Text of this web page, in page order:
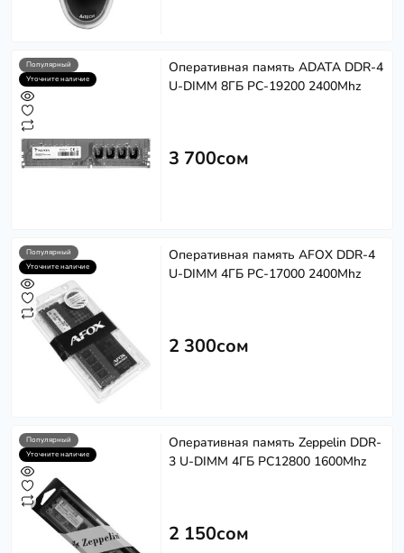
Популярный
Уточните наличие
Оперативная память ADATA DDR-4
U-DIMM 8ГБ PC-19200 2400Mhz
3 700сом
Популярный
Уточните наличие
Оперативная память AFOX DDR-4
U-DIMM 4ГБ PC-17000 2400Mhz
2 300сом
Популярный
Уточните наличие
Оперативная память Zeppelin DDR-
3 U-DIMM 4ГБ PC12800 1600Mhz
2 150сом